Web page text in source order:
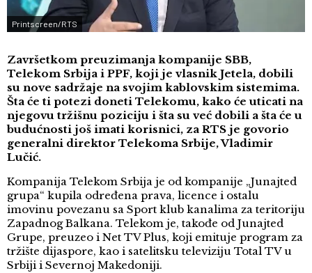
Printscreen/RTS
Završetkom preuzimanja kompanije SBB,
Telekom Srbija i PPF, koji je vlasnik Jetela, dobili
su nove sadržaje na svojim kablovskim sistemima.
Šta će ti potezi doneti Telekomu, kako će uticati na
njegovu tržišnu poziciju i šta su već dobili a šta će u
budućnosti još imati korisnici, za RTS je govorio
generalni direktor Telekoma Srbije, Vladimir
Lučić.
Kompanija Telekom Srbija je od kompanije „Junajted
grupa“ kupila određena prava, licence i ostalu
imovinu povezanu sa Sport klub kanalima za teritoriju
Zapadnog Balkana. Telekom je, takođe od Junajted
Grupe, preuzeo i Net TV Plus, koji emituje program za
tržište dijaspore, kao i satelitsku televiziju Total TV u
Srbiji i Severnoj Makedoniji.